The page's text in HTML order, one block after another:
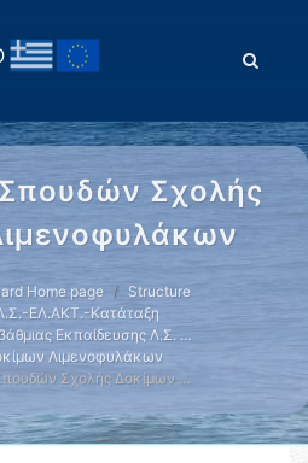
Σχολής
Home page
Structure
ΕΛ.ΑΚΤ.-Κατάταξη
Εκπαίδευσης Λ.Σ. …
Λιμενοφυλάκων
Σχολής Δοκίμων …